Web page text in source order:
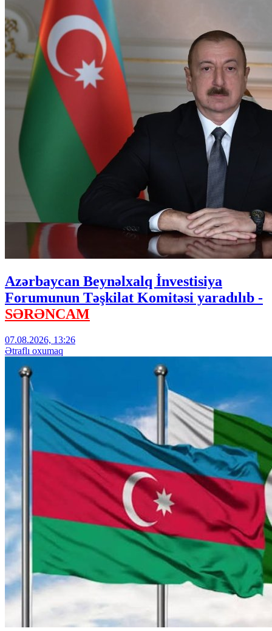
Azərbaycan Beynəlxalq İnvestisiya
Forumunun Təşkilat Komitəsi yaradılıb -
SƏRƏNCAM
07.08.2026, 13:26
Ətraflı oxumaq